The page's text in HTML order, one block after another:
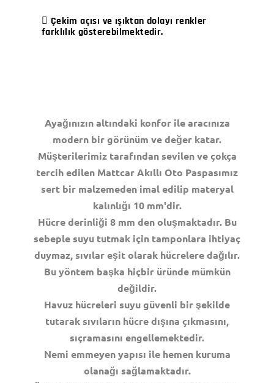
Çekim açısı ve ışıktan dolayı renkler
farklılık gösterebilmektedir.
Ayağınızın altındaki konfor ile aracınıza
modern bir görünüm ve değer katar.
Müşterilerimiz tarafından sevilen ve çokça
tercih edilen Mattcar Akıllı Oto Paspasımız
sert bir malzemeden imal edilip materyal
kalınlığı 10 mm'dir.
Hücre derinliği 8 mm den oluşmaktadır. Bu
sebeple suyu tutmak için tamponlara ihtiyaç
duymaz, sıvılar eşit olarak hücrelere dağılır.
Bu yöntem başka hiçbir üründe mümkün
değildir.
Havuz hücreleri suyu güvenli bir şekilde
tutarak sıvıların hücre dışına çıkmasını,
sıçramasını engellemektedir.
Nemi emmeyen yapısı ile hemen kuruma
olanağı sağlamaktadır.